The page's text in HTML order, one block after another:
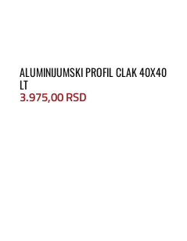
ALUMINIJUMSKI PROFIL CLAK 40X40
LT
3.975,00RSD